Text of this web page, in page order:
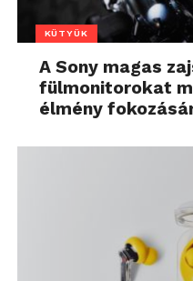
KÜTYÜK
A Sony magas
fülmonitorokat
élmény